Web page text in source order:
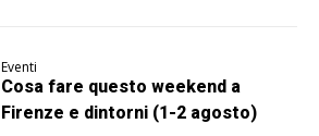
Eventi
Cosa fare questo weekend a
Firenze e dintorni (1-2 agosto)